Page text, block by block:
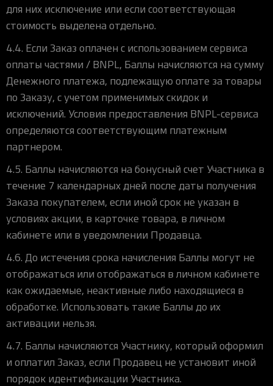
для них исключение или если соответствующая
стоимость выделена отдельно.
4.4. Если Заказ оплачен с использованием сервиса
оплаты частями / BNPL, Баллы начисляются на сумму
Денежного платежа, подлежащую оплате за товары
по Заказу, с учетом применимых скидок и
исключений. Условия предоставления BNPL-сервиса
определяются соответствующим платежным
партнером.
4.5. Баллы начисляются на бонусный счет Участника в
течение 7 календарных дней после даты получения
Заказа покупателем, если иной срок не указан в
условиях акции, в карточке товара, в личном
кабинете или в уведомлении Продавца.
4.6. До истечения срока начисления Баллы могут не
отображаться или отображаться в личном кабинете
как ожидаемые, неактивные либо находящиеся в
обработке. Использовать такие Баллы до их
активации нельзя.
4.7. Баллы начисляются Участнику, который оформил
и оплатил Заказ, если Продавец не установит иной
порядок идентификации Участника.